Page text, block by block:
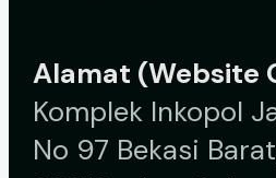
Alamat (Website
Komplek Inkopol
No 97 Bekasi Barat